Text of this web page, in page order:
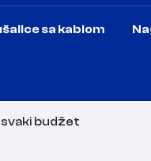
sa kablom
svaki budžet